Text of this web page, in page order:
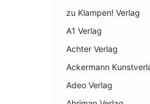
zu Klampen! Verlag
A1 Verlag
Achter Verlag
Ackermann
Adeo Verlag